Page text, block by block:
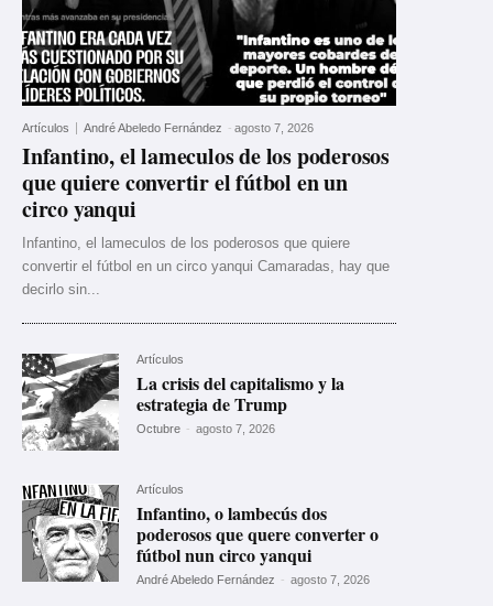
Artículos André Abeledo Fernández - agosto 7, 2026
Infantino, el lameculos de los poderosos
que quiere convertir el fútbol en un
circo yanqui
Infantino, el lameculos de los poderosos que quiere
convertir el fútbol en un circo yanqui Camaradas, hay que
decirlo sin...
Artículos
La crisis del capitalismo y la
estrategia de Trump
Octubre - agosto 7, 2026
Artículos
Infantino, o lambecús dos
poderosos que quere converter o
fútbol nun circo yanqui
André Abeledo Fernández - agosto 7, 2026